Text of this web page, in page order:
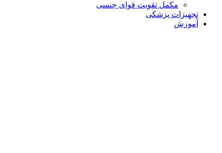
مکمل تقویت قوای جنسی
تجهیزات پزشکی
آموزش